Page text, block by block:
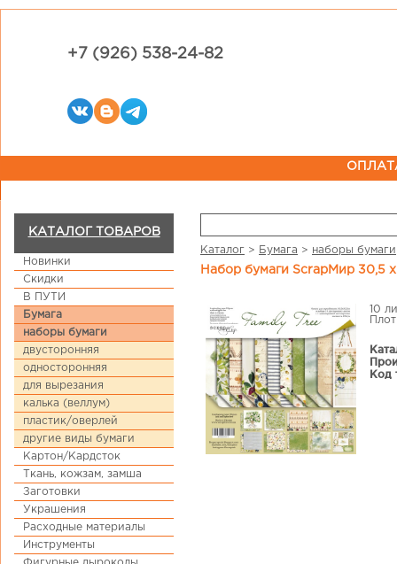
+7 (926) 538-24-82
КАТАЛОГ ТОВАРОВ
Новинки
Скидки
В ПУТИ
Бумага
наборы бумаги
двусторонняя
односторонняя
для вырезания
калька (веллум)
пластик/оверлей
другие виды бумаги
Картон/Кардсток
Ткань, кожзам, замша
Заготовки
Украшения
Расходные материалы
Инструменты
Каталог > Бумага > наборы бумаги
Набор бумаги ScrapМир 30,5
10
Код